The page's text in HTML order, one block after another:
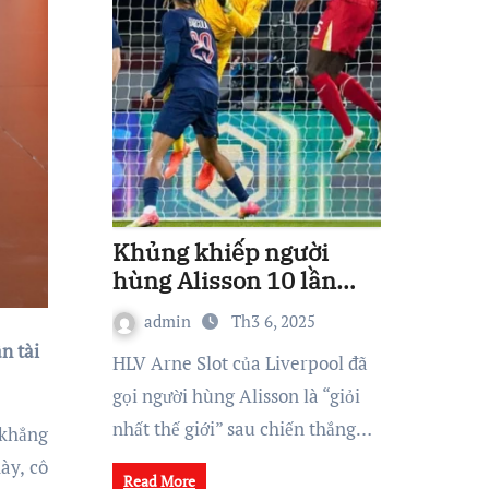
tài
cô
Khủng khiếp người
hùng Alisson 10 lần
cứu thua cho Liverpool
admin Th3 6, 2025
HLV Arne Slot của Liverpool đã
gọi người hùng Alisson là “giỏi
nhất thế giới” sau chiến thắng…
Read More